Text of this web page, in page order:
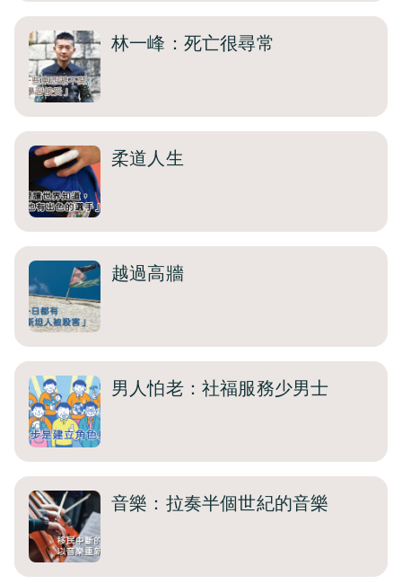
林一峰：死亡很尋常
柔道人生
越過高牆
男人怕老：社福服務少男士
音樂：拉奏半個世紀的音樂